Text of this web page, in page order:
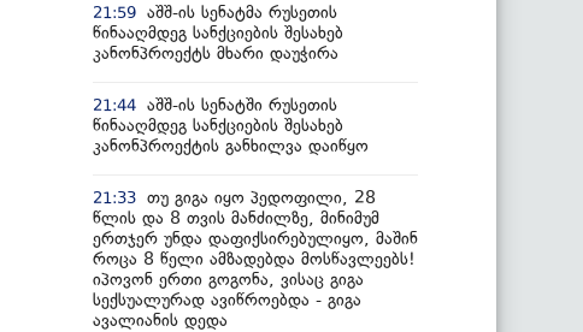
21:59 აშშ-ის სენატმა რუსეთის
წინააღმდეგ სანქციების შესახებ
კანონპროექტს მხარი დაუჭირა
21:44 აშშ-ის სენატში რუსეთის
წინააღმდეგ სანქციების შესახებ
კანონპროექტის განხილვა დაიწყო
21:33 თუ გიგა იყო პედოფილი, 28
წლის და 8 თვის მანძილზე, მინიმუმ
ერთჯერ უნდა დაფიქსირებულიყო, მაშინ
როცა 8 წელი ამზადებდა მოსწავლეებს!
იპოვონ ერთი გოგონა, ვისაც გიგა
სექსუალურად ავიწროებდა - გიგა
ავალიანის დედა